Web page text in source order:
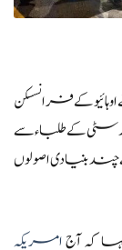
کے فرانسسکن
کے طلباء سے
بنیادی اصولوں
کہ آجامریکہ